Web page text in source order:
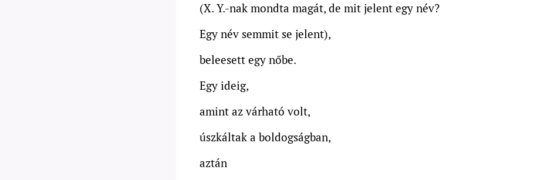
(X. Y.-nak mondta magát, de mit jelent egy név?
Egy név semmit se jelent),
beleesett egy nőbe.
Egy ideig,
amint az várható volt,
úszkáltak a boldogságban,
aztán